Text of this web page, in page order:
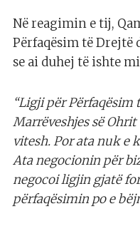
Në reagimin e tij,
Përfaqësim të Drejtë
se ai duhej të ishte
“Ligji për Përfaqësim
Marrëveshjes së
vitesh. Por ata nuk e
Ata negocionin për
negocoi ligjin gjatë
përfaqësimin po e